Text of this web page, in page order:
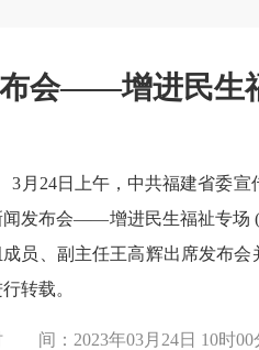
会——增进民生
月24日上午，中共福建省委宣
闻发布会——增进民生福祉专场
成员、副主任王高辉出席发布
转载。
间：2023年03月24日 10时00